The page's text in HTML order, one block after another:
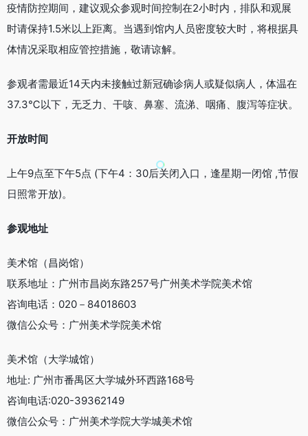
疫情防控期间，建议观众参观时间控制在2小时内，排队和观展
时请保持1.5米以上距离。当遇到馆内人员密度较大时，将根据具
体情况采取相应管控措施，敬请谅解。
参观者需最近14天内未接触过新冠确诊病人或疑似病人，体温在
37.3℃以下，无乏力、干咳、鼻塞、流涕、咽痛、腹泻等症状。
开放时间
上午9点至下午5点 (下午4：30后关闭入口，逢星期一闭馆 ,节假
日照常开放)。
参观地址
美术馆（昌岗馆）
联系地址：广州市昌岗东路257号广州美术学院美术馆
咨询电话：020－84018603
微信公众号：广州美术学院美术馆
美术馆（大学城馆）
地址: 广州市番禺区大学城外环西路168号
咨询电话:020-39362149
微信公众号：广州美术学院大学城美术馆